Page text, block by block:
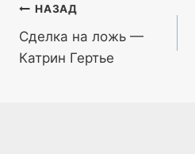
Навигация
по
записям
НАЗАД
Сделка на ложь —
Катрин Гертье